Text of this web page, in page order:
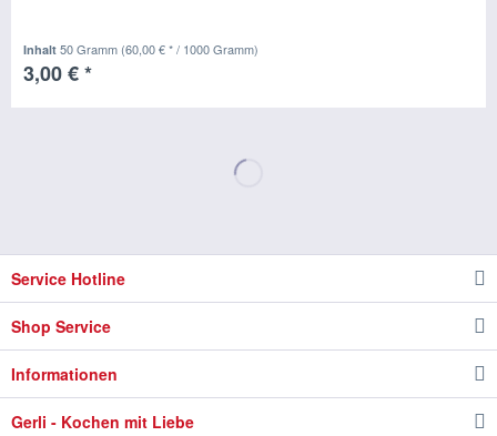
Inhalt50 Gramm (60,00 € * / 1000 Gramm)
3,00 € *
Service Hotline
Shop Service
Informationen
Gerli - Kochen mit Liebe